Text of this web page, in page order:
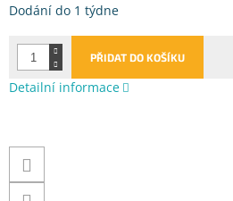
Měrná
Dodání do 1 týdne
PŘIDAT DO KOŠÍKU
Detailní informace